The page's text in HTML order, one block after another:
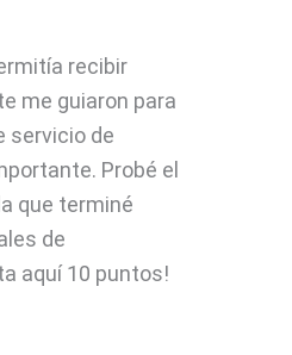
recibir
me guiaron para
servicio de
Probé el
que terminé
de
aquí 10 puntos!